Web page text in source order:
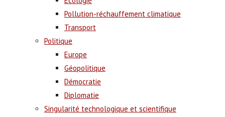
Pollution-réchauffement climatique
Transport
Politique
Europe
Géopolitique
Démocratie
Diplomatie
Singularité technologique et scientifique